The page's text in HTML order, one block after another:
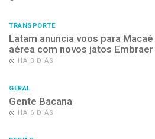
TRANSPORTE
Latam anuncia voos para
aérea com novos jatos Embraer
HÁ 3 DIAS
GERAL
Gente Bacana
HÁ 6 DIAS